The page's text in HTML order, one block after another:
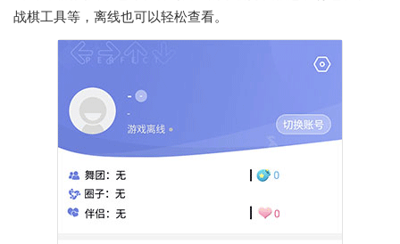
战棋工具等，离线也可以轻松查看。